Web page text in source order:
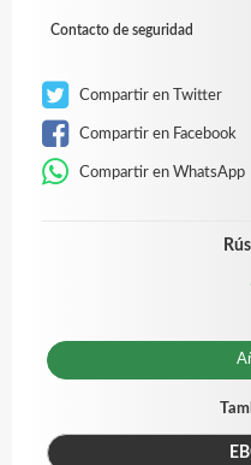
Contacto de seguridad
Compartir en Twitter
Compartir en Facebook
Compartir en WhatsApp